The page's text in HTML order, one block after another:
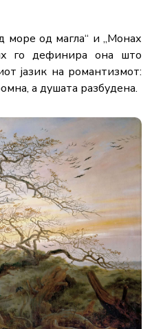
море од магла“ и „Монах
го дефинира она што
јазик на романтизмот:
а душата разбудена.